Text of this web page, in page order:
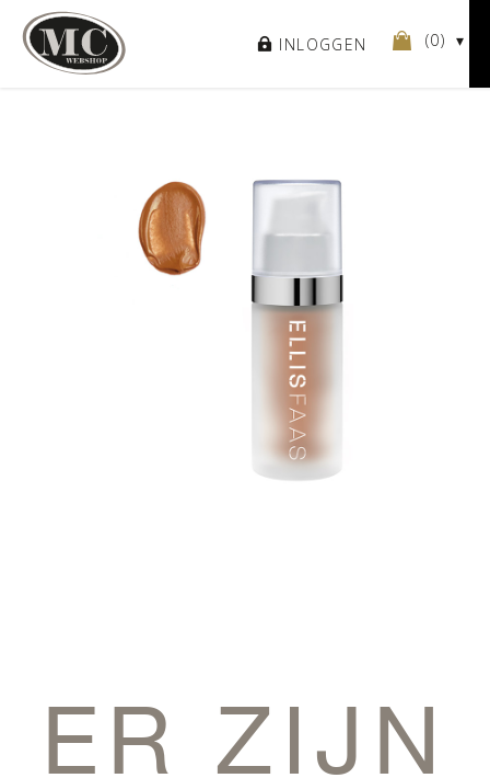
INLOGGEN (0)
ER ZIJN